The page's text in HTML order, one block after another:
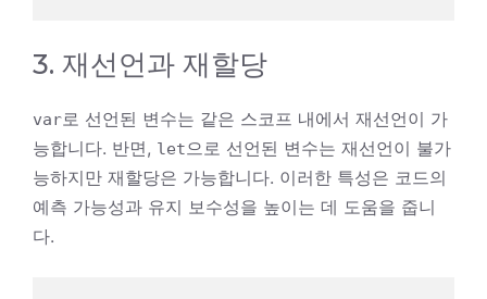
3. 재선언과 재할당
var로 선언된 변수는 같은 스코프 내에서 재선언이 가
능합니다. 반면, let으로 선언된 변수는 재선언이 불가
능하지만 재할당은 가능합니다. 이러한 특성은 코드의
예측 가능성과 유지 보수성을 높이는 데 도움을 줍니
다.